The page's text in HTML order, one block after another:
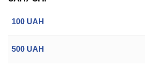
100 UAH
500 UAH